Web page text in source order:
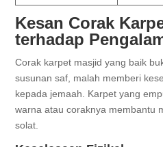
Kesan Corak
terhadap
Corak karpet masjid yang baik
susunan saf, malah memberi
kepada jemaah. Karpet yang
warna atau coraknya membantu
solat.